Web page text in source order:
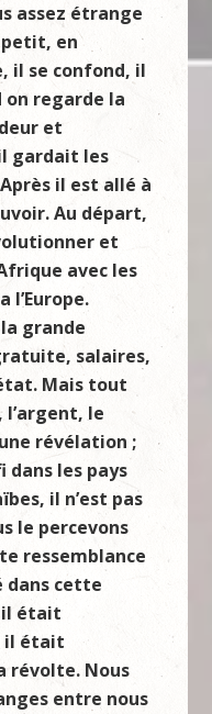
assez étrange
en
il se confond, il
on regarde la
et
gardait les
il est allé à
Au départ,
et
avec les
l’Europe.
grande
salaires,
Mais tout
l’argent, le
révélation ;
dans les pays
il n’est pas
le percevons
ressemblance
dans cette
il était
il était
révolte. Nous
entre nous